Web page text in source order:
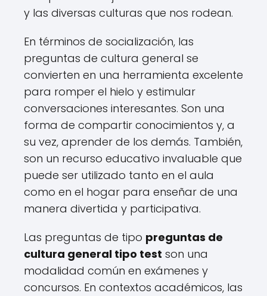
y las diversas culturas que nos rodean.
En términos de socialización, las
preguntas de cultura general se
convierten en una herramienta excelente
para romper el hielo y estimular
conversaciones interesantes. Son una
forma de compartir conocimientos y, a
su vez, aprender de los demás. También,
son un recurso educativo invaluable que
puede ser utilizado tanto en el aula
como en el hogar para enseñar de una
manera divertida y participativa.
Las preguntas de tipo preguntas de
cultura general tipo test son una
modalidad común en exámenes y
concursos. En contextos académicos, las